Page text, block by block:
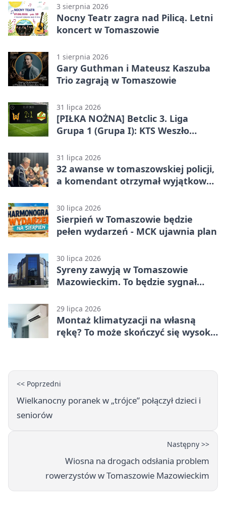
3 sierpnia 2026
Nocny Teatr zagra nad Pilicą. Letni
koncert w Tomaszowie
1 sierpnia 2026
Gary Guthman i Mateusz Kaszuba
Trio zagrają w Tomaszowie
31 lipca 2026
[PIŁKA NOŻNA] Betclic 3. Liga
Grupa 1 (Grupa I): KTS Weszło
Mazowiecki 2:1
31 lipca 2026
32 awanse w tomaszowskiej policji,
a komendant otrzymał wyjątkowy
30 lipca 2026
Sierpień w Tomaszowie będzie
pełen wydarzeń - MCK ujawnia plan
30 lipca 2026
Syreny zawyją w Tomaszowie
Mazowieckim. To będzie sygnał
29 lipca 2026
Montaż klimatyzacji na własną
rękę? To może skończyć się wysoką
<< Poprzedni
Wielkanocny poranek w „trójce” połączył dzieci i
seniorów
Następny >>
Wiosna na drogach odsłania problem
rowerzystów w Tomaszowie Mazowieckim